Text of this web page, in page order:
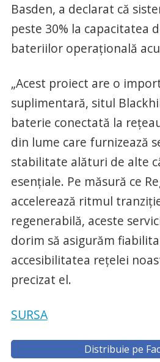
Basden, a declarat că
peste 30% la capacitatea
bateriilor operațională
„Acest proiect are o
suplimentară, situl
baterie conectată la
din lume care furnizează
stabilitate alături de alte
esențiale. Pe măsură ce
accelerează ritmul
regenerabilă, aceste
dorim să asigurăm
accesibilitatea rețelei
precizat el.
SURSA
Distribuie pe